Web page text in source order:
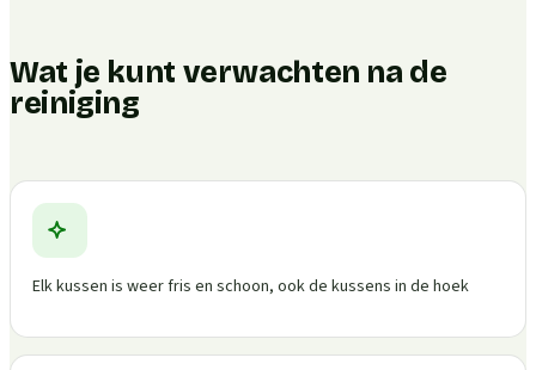
Wat je kunt verwachten na de
reiniging
Elk kussen is weer fris en schoon, ook de kussens in de hoek